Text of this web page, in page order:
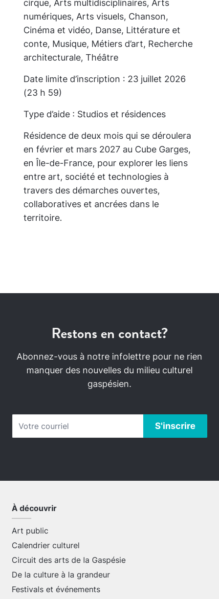
cirque, Arts multidisciplinaires, Arts
numériques, Arts visuels, Chanson,
Cinéma et vidéo, Danse, Littérature et
conte, Musique, Métiers d’art, Recherche
architecturale, Théâtre
Date limite d’inscription : 23 juillet 2026
(23 h 59)
Type d’aide : Studios et résidences
Résidence de deux mois qui se déroulera
en février et mars 2027 au Cube Garges,
en Île-de-France, pour explorer les liens
entre art, société et technologies à
travers des démarches ouvertes,
collaboratives et ancrées dans le
territoire.
Restons en contact?
Abonnez-vous à notre infolettre pour ne rien
manquer des nouvelles du milieu culturel
gaspésien.
À découvrir
Art public
Calendrier culturel
Circuit des arts de la Gaspésie
De la culture à la grandeur
Festivals et événements